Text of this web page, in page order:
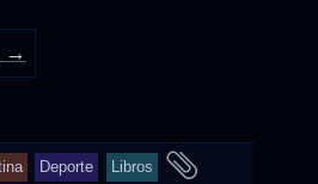
→
Deporte Libros